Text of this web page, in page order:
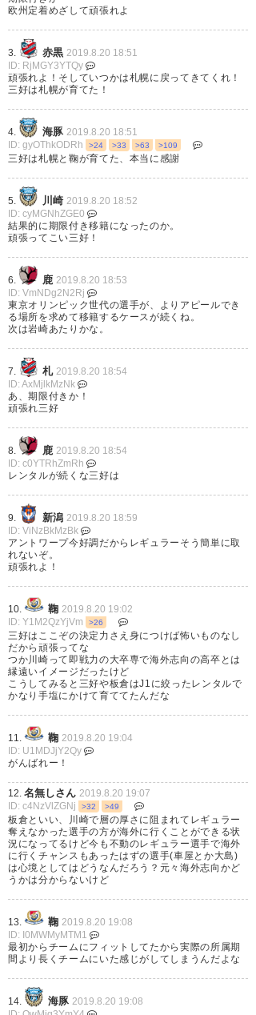
活躍を期待。
— イティサカ (Ichi_soccer7)
まだまだ、三好康児の時代はこ
れからだ。
https://t.co/2OdnQDm4GW
— お さ し こ (kokiokf63)
8月 20
えっ、三好アントワープ完全移
籍じゃないの？
— M０NPAN (monpanday)
2019, 8月 20
三好頑張れ！ クラブは期限付き
移籍期間終了後に移籍金なしで
掠め取られる事がなき様に。
— FCね・こ・ぱんちにゃー⭐️⭐️
(kinko204)
三好くん決まったんだね。ケガ
には気をつけてがんばれがんば
れ。 代表で観れるといいな。ず
っと応援してるよ。
— mio (tricolorseagull)2019, 8
月 20
三好、ガンバレよ。 大暴れして
— すすきのジゴロウ
欧州定着めざして頑張れよ
3. 赤黒 2019.8.20 18:51
ID: RjMGY3YTQy
頑張れよ！そしていつかは札幌に戻ってきてくれ！
三好は札幌が育てた！
4. 海豚 2019.8.20 18:51
ID: gyOThkODRh
>24 >33 >63 >109
三好は札幌と鞠が育てた、本当に感謝
5. 川崎 2019.8.20 18:52
ID: cyMGNhZGE0
結果的に期限付き移籍になったのか。
頑張ってこい三好！
6. 鹿 2019.8.20 18:53
ID: VmNDg2N2Rj
東京オリンピック世代の選手が、よりアピールでき
る場所を求めて移籍するケースが続くね。
次は岩崎あたりかな。
7. 札 2019.8.20 18:54
ID: AxMjlkMzNk
あ、期限付きか！
頑張れ三好
8. 鹿 2019.8.20 18:54
ID: c0YTRhZmRh
レンタルが続くな三好は
9. 新潟 2019.8.20 18:59
ID: ViNzBkMzBk
アントワープ今好調だからレギュラーそう簡単に取
れないぞ。
頑張れよ！
10. 鞠 2019.8.20 19:02
ID: Y1M2QzYjVm
>26
三好はここぞの決定力さえ身につけば怖いものなし
だから頑張ってな
つか川崎って即戦力の大卒専で海外志向の高卒とは
縁遠いイメージだったけど
こうしてみると三好や板倉はJ1に絞ったレンタルで
かなり手塩にかけて育ててたんだな
11. 鞠 2019.8.20 19:04
ID: U1MDJjY2Qy
がんばれー！
12. 名無しさん 2019.8.20 19:07
ID: c4NzVlZGNj
>32 >49
板倉といい、川崎で層の厚さに阻まれてレギュラー
奪えなかった選手の方が海外に行くことができる状
況になってるけど今も不動のレギュラー選手で海外
に行くチャンスもあったはずの選手(車屋とか大島)
は心境としてはどうなんだろう？元々海外志向かど
うかは分からないけど
13. 鞠 2019.8.20 19:08
ID: I0MWMyMTM1
最初からチームにフィットしてたから実際の所属期
間より長くチームにいた感じがしてしまうんだよな
14. 海豚 2019.8.20 19:08